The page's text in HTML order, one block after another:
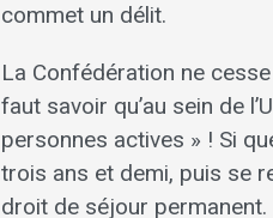
commet un délit.
La Confédération ne
faut savoir qu’au sein de
personnes actives » ! Si
trois ans et demi, puis se
droit de séjour permanent.